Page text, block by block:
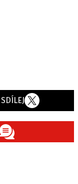
SDÍLEJ